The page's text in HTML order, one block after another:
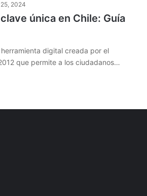
2024
única en Chile: Guía
digital creada por el
que permite a los ciudadanos…